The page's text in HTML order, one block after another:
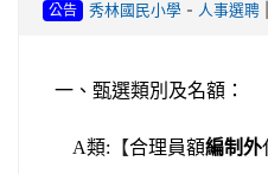
公告 秀林國民小學- 人事選聘|
一、甄選類別及名額：
A類: 【合理員額編制外